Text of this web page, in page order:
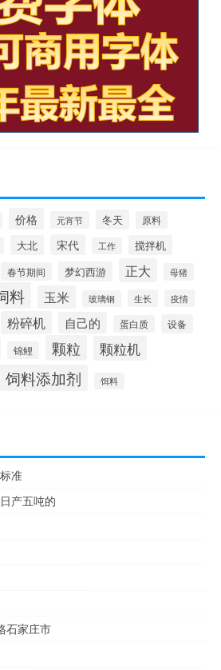
价格 元宵节 冬天 原料
大北 宋代 工作 搅拌机
春节期间 梦幻西游 正大 母猪
料 玉米 玻璃钢 生长 疫情
粉碎机 自己的 蛋白质 设备
锦鲤 颗粒 颗粒机
饲料添加剂 饵料
准
产五吨的
石家庄市